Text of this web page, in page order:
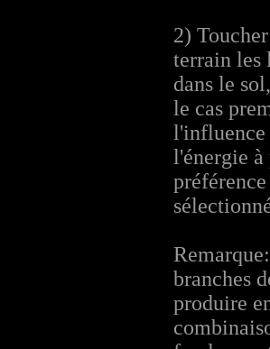
2)
terrain les
dans le
le cas
l'influence
l'énergie à
branches
produire